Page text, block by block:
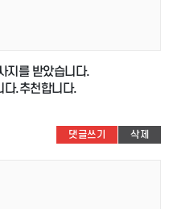
지를 받았습니다.
다.추천합니다.
댓글쓰기 삭제